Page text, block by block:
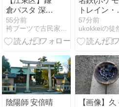
倉パスタ 深川
冬木店【パン
食べ放題・ド
リンクバー】
55分前
袴ブーツで古民家ぐらし（仮）
トレイン・
さド列車・
ペラ座の怪
トレイン・
艇))
57分前
ukokkeiの徒
陰陽師 安倍晴
【画像】久